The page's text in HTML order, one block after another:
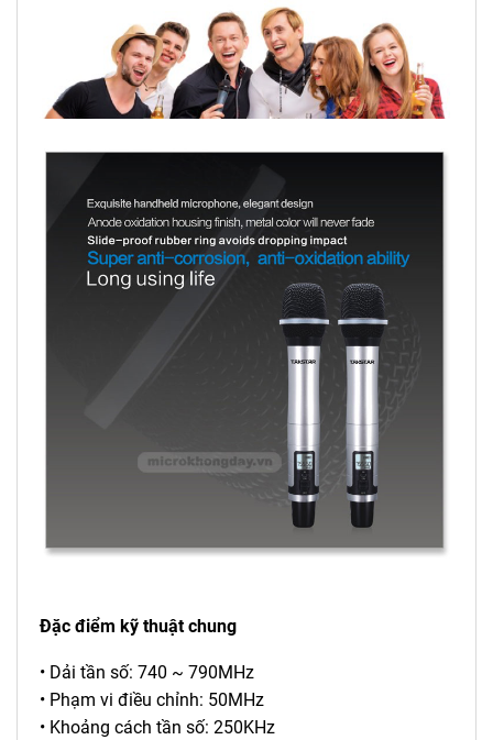
Đặc điểm kỹ thuật chung
• Dải tần số: 740 ~ 790MHz
• Phạm vi điều chỉnh: 50MHz
• Khoảng cách tần số: 250KHz